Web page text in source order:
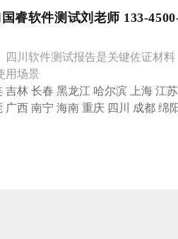
国睿软件测试刘老师 133-
川软件测试报告是关键佐证材料
用场景
吉林长春 黑龙江 哈尔滨上海江苏
广西南宁 海南重庆 四川 成都绵